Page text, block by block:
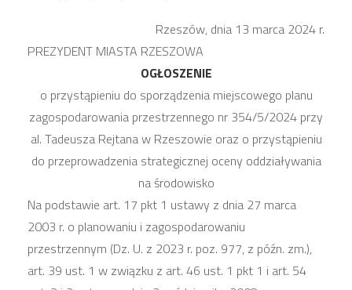
Rzeszów, dnia 13 marca 2024 r.
PREZYDENT MIASTA RZESZOWA
OGŁOSZENIE
o przystąpieniu do sporządzenia miejscowego planu
zagospodarowania przestrzennego nr 354/5/2024 przy
al. Tadeusza Rejtana w Rzeszowie oraz o przystąpieniu
do przeprowadzenia strategicznej oceny oddziaływania
na środowisko
Na podstawie art. 17 pkt 1 ustawy z dnia 27 marca
2003 r. o planowaniu i zagospodarowaniu
przestrzennym (Dz. U. z 2023 r. poz. 977, z późn. zm.),
art. 39 ust. 1 w związku z art. 46 ust. 1 pkt 1 i art. 54